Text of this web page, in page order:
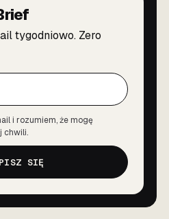
tygodniowo. Zero
i rozumiem, że mogę
chwili.
SIĘ